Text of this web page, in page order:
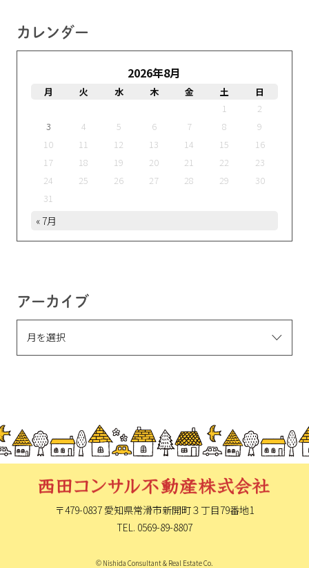
カレンダー
2026年8月
月 火 水 木 金 土
日
1
2
3
4 5 6 7 8
9
10
11 12 13 14 15
16
17
18 19 20 21 22
23
24
25 26 27 28 29
30
31
« 7月
アーカイブ
〒479-0837 愛知県常滑市新開町３丁目79番地1
TEL. 0569-89-8807
© Nishida Consultant & Real Estate Co.